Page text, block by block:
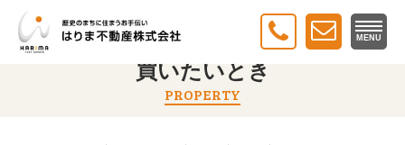
MENU
トップ＞買いたいとき＞ ロータリーコーポ東高津
買いたいとき
PROPERTY